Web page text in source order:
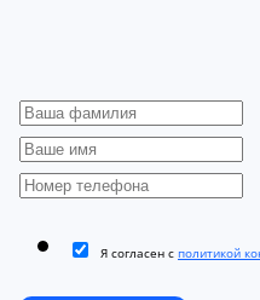
Я согласен с политикой